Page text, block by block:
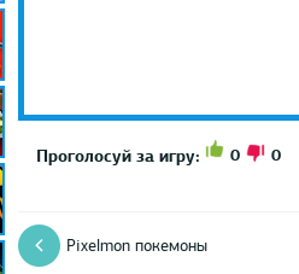
Проголосуй за игру: 0 0
Pixelmon покемоны